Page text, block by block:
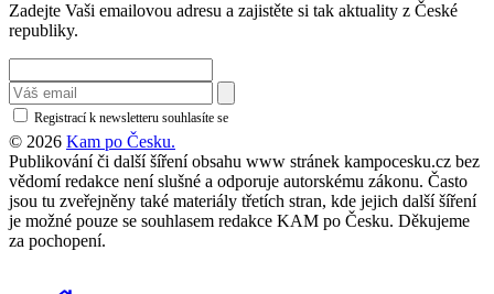
Zadejte Vaši emailovou adresu a zajistěte si tak aktuality z České
republiky.
Registrací k newsletteru souhlasíte se
© 2026 Kam po Česku.
Publikování či další šíření obsahu www stránek kampocesku.cz bez
vědomí redakce není slušné a odporuje autorskému zákonu. Často
jsou tu zveřejněny také materiály třetích stran, kde jejich další šíření
je možné pouze se souhlasem redakce KAM po Česku. Děkujeme
za pochopení.